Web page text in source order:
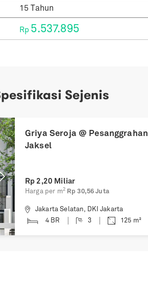
Rp 5.537.895
Sejenis
Next
Griya Seroja @ Pesanggrahan
Jaksel
Rp 2,20 Miliar
Harga per m2 Rp 30,56 Juta
Jakarta Selatan,
DKI Jakarta
4 BR
3 125 m²